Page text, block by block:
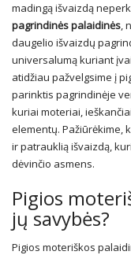
madingą išvaizdą
pagrindinės palaidinės,
daugelio išvaizdų
universalumą kuriant
atidžiau pažvelgsime į
parinktis pagrindinėje
kuriai moteriai,
elementų. Pažiūrėkime,
ir patrauklią išvaizdą,
dėvinčio asmens.
Pigios
jų savybės?
Pigios moteriškos